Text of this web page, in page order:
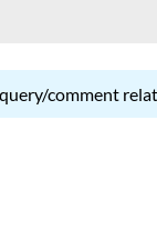
comment